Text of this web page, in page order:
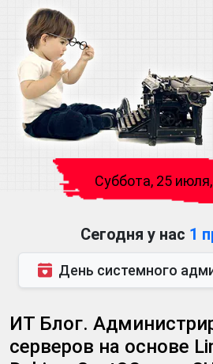
Суббота, 25
Сегодня у нас 1
День системного администратора (также известен как День
ИТ Блог.
серверов на основе